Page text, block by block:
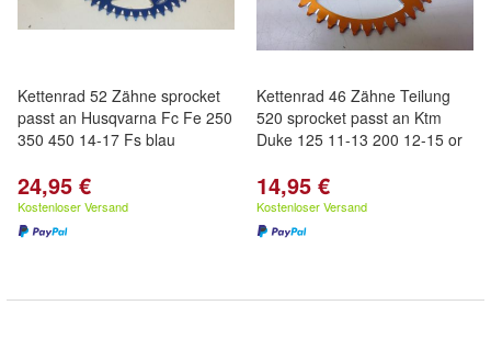
Kettenrad 52 Zähne sprocket
passt an Husqvarna Fc Fe 250
350 450 14-17 Fs blau
24,95 €
Kostenloser Versand
Kettenrad 46 Zähne Teilung
520 sprocket passt an Ktm
Duke 125 11-13 200 12-15 or
14,95 €
Kostenloser Versand